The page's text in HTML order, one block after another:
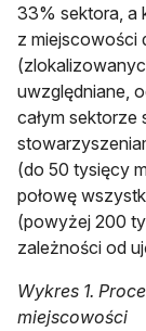
33% sektora, a
z miejscowości
uwzględniane,
całym sektorze
(do 50 tysięcy
połowę
(powyżej 200
zależności od
Wykres 1.
miejscowości